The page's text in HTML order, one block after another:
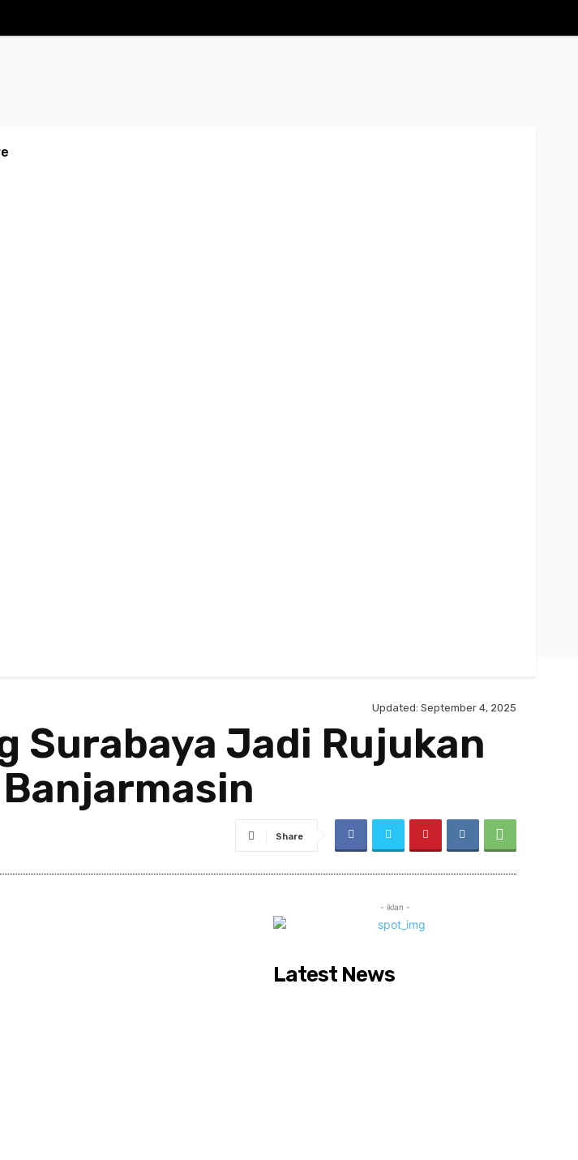
Updated: September 4, 2025
Surabaya Jadi Rujukan
Share
- iklan -
Latest News